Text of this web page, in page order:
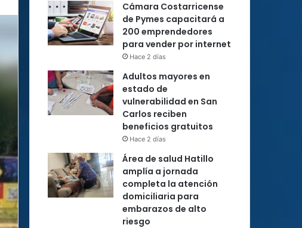
Cámara Costarricense
de Pymes capacitará a
200 emprendedores
para vender por internet
Hace 2 días
Adultos mayores en
estado de
vulnerabilidad en San
Carlos reciben
beneficios gratuitos
Hace 2 días
Área de salud Hatillo
amplía a jornada
completa la atención
domiciliaria para
embarazos de alto
riesgo